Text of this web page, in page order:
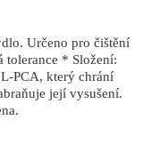
Určeno pro čištění
tolerance * Složení:
PCA, který chrání
její vysušení.